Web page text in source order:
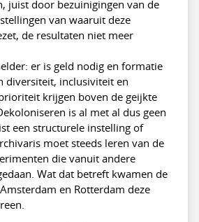
juist door bezuinigingen van de
van waaruit deze
de resultaten niet meer
er is geld nodig en formatie
diversiteit, inclusiviteit en
krijgen boven de geijkte
is al met al dus geen
een structurele instelling of
moet steeds leren van de
die vanuit andere
Wat dat betreft kwamen de
en Rotterdam deze